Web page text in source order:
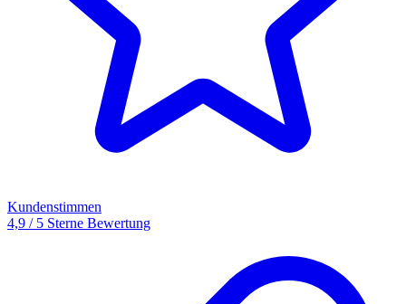
Kundenstimmen
4,9 / 5 Sterne Bewertung